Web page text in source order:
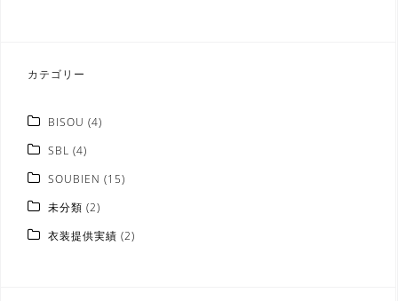
カテゴリー
BISOU (4)
SBL (4)
SOUBIEN (15)
未分類 (2)
衣装提供実績 (2)